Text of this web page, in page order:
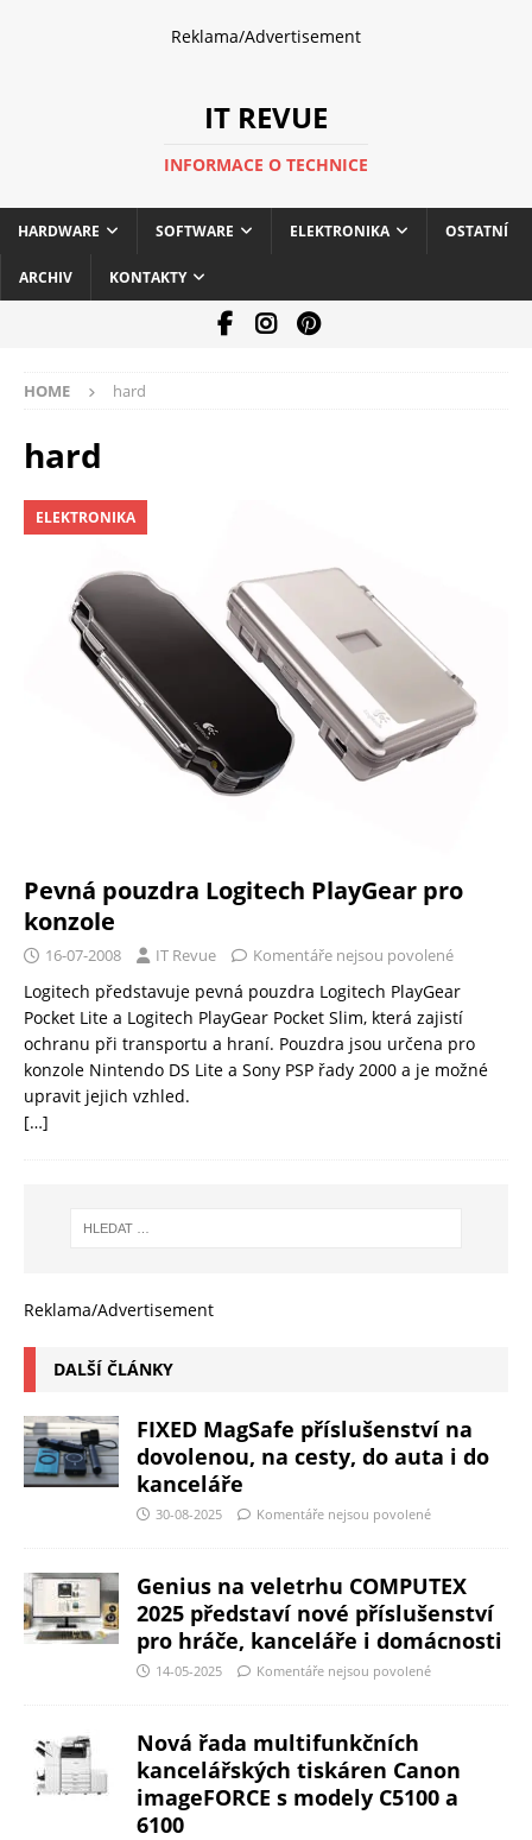
Reklama/Advertisement
IT REVUE
INFORMACE O TECHNICE
HARDWARE SOFTWARE ELEKTRONIKA OSTATNÍ
ARCHIV KONTAKTY
HOME hard
hard
ELEKTRONIKA
Pevná pouzdra Logitech PlayGear pro
konzole
16-07-2008 IT Revue Komentáře nejsou povolené
Logitech představuje pevná pouzdra Logitech PlayGear
Pocket Lite a Logitech PlayGear Pocket Slim, která zajistí
ochranu při transportu a hraní. Pouzdra jsou určena pro
konzole Nintendo DS Lite a Sony PSP řady 2000 a je možné
upravit jejich vzhled.
[…]
Reklama/Advertisement
DALŠÍ ČLÁNKY
FIXED MagSafe příslušenství na
dovolenou, na cesty, do auta i do
kanceláře
30-08-2025 Komentáře nejsou povolené
Genius na veletrhu COMPUTEX
2025 představí nové příslušenství
pro hráče, kanceláře i domácnosti
14-05-2025 Komentáře nejsou povolené
Nová řada multifunkčních
kancelářských tiskáren Canon
imageFORCE s modely C5100 a
6100